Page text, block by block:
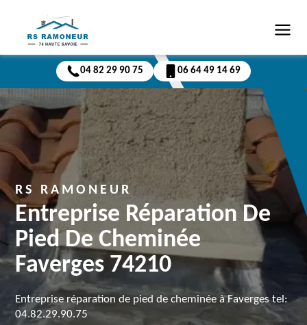
04 82 29 90 75 06 64 49 14 69
RS RAMONEUR
Entreprise Réparation De
Pied De Cheminée
Faverges 74210
Entreprise réparation de pied de cheminée à Faverges tel:
04.82.29.90.75